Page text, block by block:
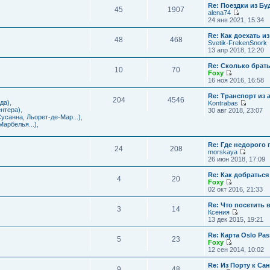
ю
о
б
щ
е
н
и
ю
е
м
у
с
о
о
б
щ
е
и
ю
л
д
н
е
м
у
с
о
б
щ
е
н
и
к
п
о
л
е
д
н
е
у
с
о
о
б
и
ю
45 1907
Re: Поездки из
alena74
П
е
р
е
й
т
к
п
о
л
е
д
с
о
о
щ
н
и
ю
24 янв 2021, 15:34
48 468
Re: Как доехать
Svetik-FrekenSnork
13 апр 2018, 12:20
10 70
Re: Сколько
Foxy
П
е
р
е
й
т
п
о
с
л
е
д
н
е
с
о
о
щ
н
и
ю
16 ноя 2016, 16:58
Льорет-де-Мар...)
204 4546
Re: Транспорт из
Kontrabas
П
й
т
п
о
л
е
д
е
с
о
о
щ
30 авг 2018, 23:07
24 208
Re: Где недорого
morskaya
П
е
р
е
й
т
к
п
о
л
д
н
е
26 июн 2018, 17:09
4 20
Re: Как
Foxy
П
е
р
е
й
т
к
п
о
л
02 окт 2016, 21:33
3 14
Re: Что посетить
Ксения
П
е
р
е
й
т
13 дек 2015, 19:21
5 23
Re: Карта Oslo
Foxy
П
е
р
12 сен 2014, 10:02
Re: Из Порту к